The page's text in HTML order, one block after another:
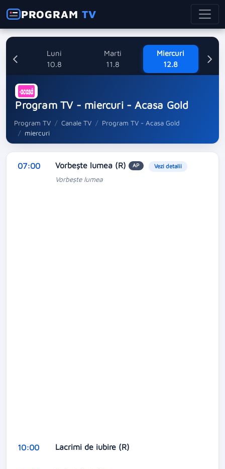
PROGRAMTV
Luni
10.8
Marti
11.8
Miercuri
12.8
Program TV - miercuri - Acasa Gold
Program TV Canale TV
Program TV - Acasa Gold
miercuri
07:00 Vorbeşte lumea (R) AP Vezi detalii
Vorbeşte lumea
10:00 Lacrimi de iubire (R)